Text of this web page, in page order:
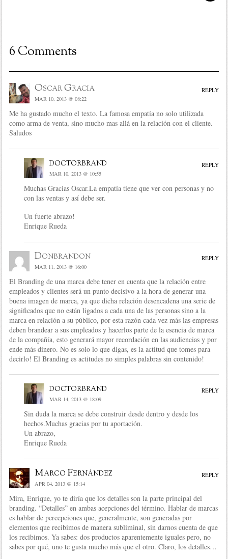
6 Comments
Oscar Gracia
MAR 10, 2013 @ 08:22
Me ha gustado mucho el texto. La famosa empatía no solo utilizada
como arma de venta, sino mucho mas allá en la relación con el cliente.
Saludos
REPLY
doctorbrand
MAR 10, 2013 @ 10:55
Muchas Gracias Óscar.La empatía tiene que ver con personas y no
con las ventas y así debe ser.
Un fuerte abrazo!
Enrique Rueda
REPLY
Donbrandon
MAR 11, 2013 @ 16:00
El Branding de una marca debe tener en cuenta que la relación entre
empleados y clientes será un punto decisivo a la hora de generar una
buena imagen de marca, ya que dicha relación desencadena una serie de
significados que no están ligados a cada una de las personas sino a la
marca en relación a su público, por esta razón cada vez más las empresas
deben brandear a sus empleados y hacerlos parte de la esencia de marca
de la compañía, esto generará mayor recordación en las audiencias y por
ende más dinero. No es solo lo que digas, es la actitud que tomes para
decirlo! El Branding es actitudes no simples palabras sin contenido!
REPLY
doctorbrand
MAR 14, 2013 @ 18:09
Sin duda la marca se debe construir desde dentro y desde los
hechos.Muchas gracias por tu aportación.
Un abrazo,
Enrique Rueda
REPLY
Marco Fernández
APR 04, 2013 @ 15:14
Mira, Enrique, yo te diría que los detalles son la parte principal del
branding. “Detalles” en ambas acepciones del término. Hablar de marcas
es hablar de percepciones que, generalmente, son generadas por
elementos que recibimos de manera subliminal, sin darnos cuenta de que
los recibimos. Ya sabes: dos productos aparentemente iguales pero, no
sabes por qué, uno te gusta mucho más que el otro. Claro, los detalles…
REPLY